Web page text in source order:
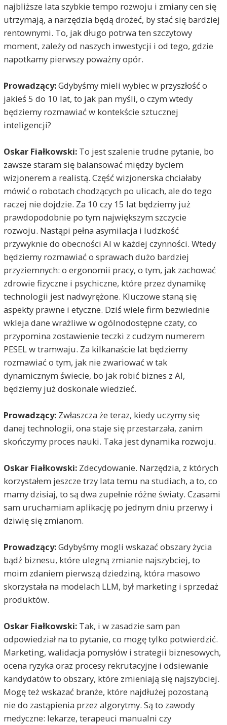
najbliższe lata szybkie tempo rozwoju i zmiany cen się
utrzymają, a narzędzia będą drożeć, by stać się bardziej
rentownymi. To, jak długo potrwa ten szczytowy
moment, zależy od naszych inwestycji i od tego, gdzie
napotkamy pierwszy poważny opór.
Prowadzący:Gdybyśmy mieli wybiec w przyszłość o
jakieś 5 do 10 lat, to jak pan myśli, o czym wtedy
będziemy rozmawiać w kontekście sztucznej
inteligencji?
Oskar Fiałkowski:To jest szalenie trudne pytanie, bo
zawsze staram się balansować między byciem
wizjonerem a realistą. Część wizjonerska chciałaby
mówić o robotach chodzących po ulicach, ale do tego
raczej nie dojdzie. Za 10 czy 15 lat będziemy już
prawdopodobnie po tym największym szczycie
rozwoju. Nastąpi pełna asymilacja i ludzkość
przywyknie do obecności AI w każdej czynności. Wtedy
będziemy rozmawiać o sprawach dużo bardziej
przyziemnych: o ergonomii pracy, o tym, jak zachować
zdrowie fizyczne i psychiczne, które przez dynamikę
technologii jest nadwyrężone. Kluczowe staną się
aspekty prawne i etyczne. Dziś wiele firm bezwiednie
wkleja dane wrażliwe w ogólnodostępne czaty, co
przypomina zostawienie teczki z cudzym numerem
PESEL w tramwaju. Za kilkanaście lat będziemy
rozmawiać o tym, jak nie zwariować w tak
dynamicznym świecie, bo jak robić biznes z AI,
będziemy już doskonale wiedzieć.
Prowadzący: Zwłaszcza że teraz, kiedy uczymy się
danej technologii, ona staje się przestarzała, zanim
skończymy proces nauki. Taka jest dynamika rozwoju.
Oskar Fiałkowski: Zdecydowanie. Narzędzia, z których
korzystałem jeszcze trzy lata temu na studiach, a to, co
mamy dzisiaj, to są dwa zupełnie różne światy. Czasami
sam uruchamiam aplikację po jednym dniu przerwy i
dziwię się zmianom.
Prowadzący:Gdybyśmy mogli wskazać obszary życia
bądź biznesu, które ulegną zmianie najszybciej, to
moim zdaniem pierwszą dziedziną, która masowo
skorzystała na modelach LLM, był marketing i sprzedaż
produktów.
Oskar Fiałkowski:Tak, i w zasadzie sam pan
odpowiedział na to pytanie, co mogę tylko potwierdzić.
Marketing, walidacja pomysłów i strategii biznesowych,
ocena ryzyka oraz procesy rekrutacyjne i odsiewanie
kandydatów to obszary, które zmieniają się najszybciej.
Mogę też wskazać branże, które najdłużej pozostaną
nie do zastąpienia przez algorytmy. Są to zawody
medyczne: lekarze, terapeuci manualni czy